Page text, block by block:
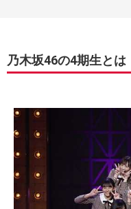
乃木坂46の4期生とは